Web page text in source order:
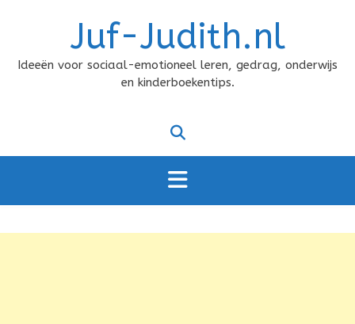
Juf-Judith.nl
Ideeën voor sociaal-emotioneel leren, gedrag, onderwijs
en kinderboekentips.